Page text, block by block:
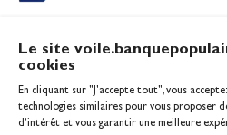
Le site
cookies
En cliquant sur "J'accepte tout", vous
technologies similaires pour vous proposer
d’intérêt et vous garantir une meilleure
Inscription serveur
Contact